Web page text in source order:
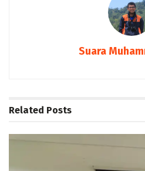
Suara
Related Posts